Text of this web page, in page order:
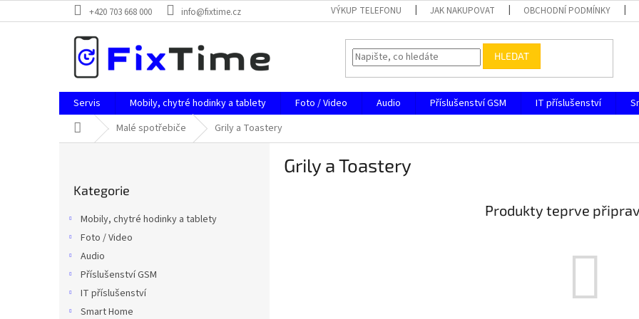
na
+420 703 668 000 info@fixtime.cz VÝKUP TELEFONU JAK NAKUPOVAT OBCHODNÍ PODMÍNKY
HLEDAT
Servis Mobily, chytré hodinky a tablety Foto / Video Audio Příslušenství GSM IT příslušenství
Domů Malé spotřebiče Grily a Toastery
kategorie
Kategorie
Mobily, chytré hodinky a tablety
Foto / Video
Audio
Příslušenství GSM
IT příslušenství
Smart Home
Grily a Toastery
Produkty teprve